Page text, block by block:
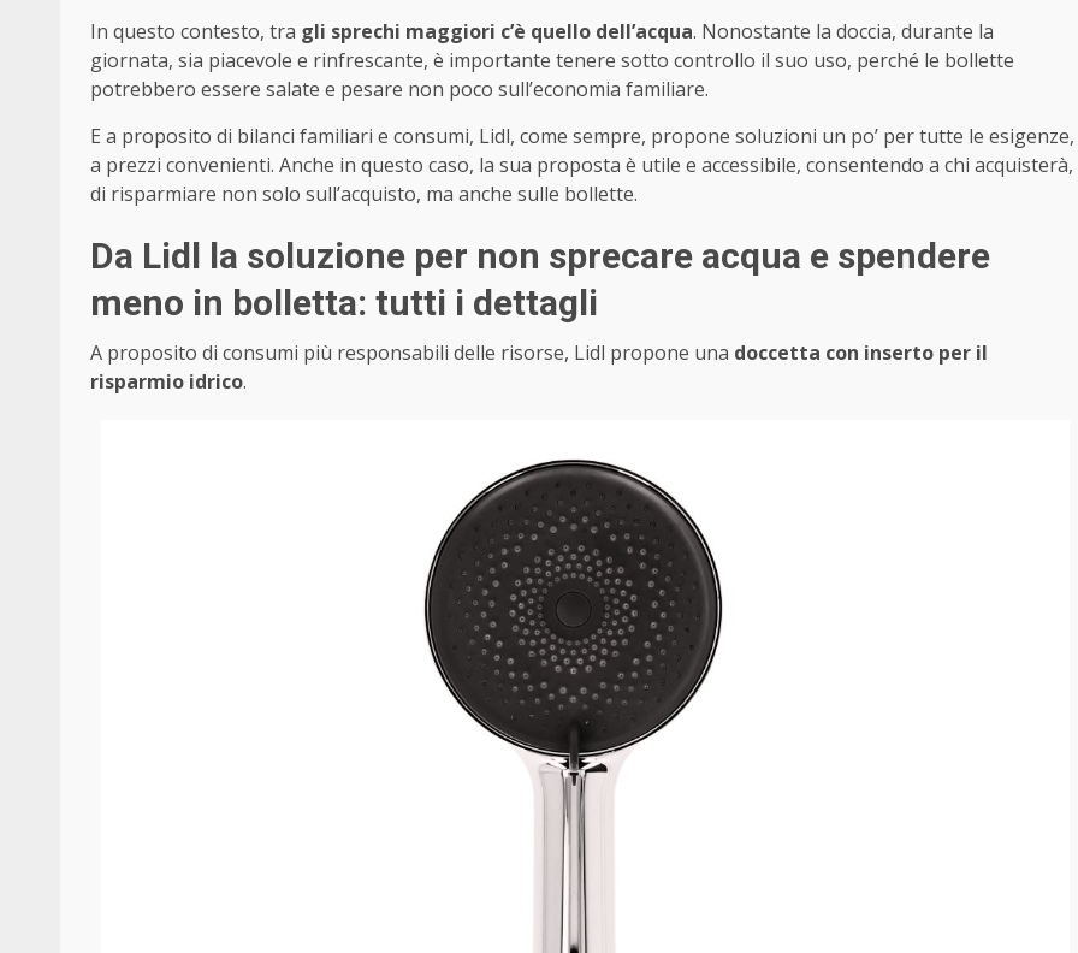
In questo contesto, tra gli sprechi maggiori c’è quello dell’acqua. Nonostante la doccia, durante la
giornata, sia piacevole e rinfrescante, è importante tenere sotto controllo il suo uso, perché le bollette
potrebbero essere salate e pesare non poco sull’economia familiare.
E a proposito di bilanci familiari e consumi, Lidl, come sempre, propone soluzioni un po’ per tutte le esigenze,
a prezzi convenienti. Anche in questo caso, la sua proposta è utile e accessibile, consentendo a chi acquisterà,
di risparmiare non solo sull’acquisto, ma anche sulle bollette.
Da Lidl la soluzione per non sprecare acqua e spendere
meno in bolletta: tutti i dettagli
A proposito di consumi più responsabili delle risorse, Lidl propone una doccetta con inserto per il
risparmio idrico.